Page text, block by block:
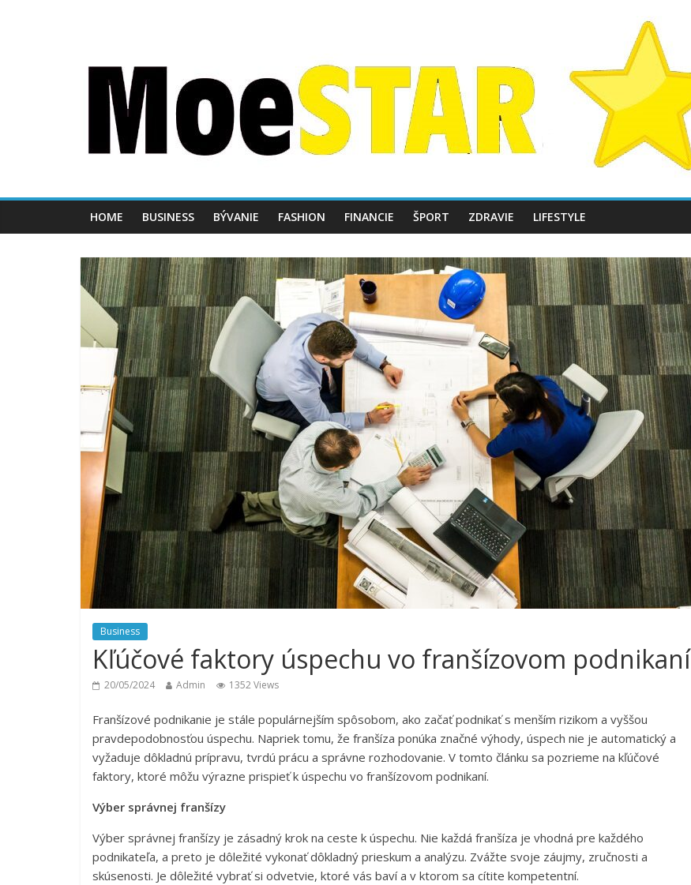
HOME BUSINESS BÝVANIE FASHION FINANCIE ŠPORT ZDRAVIE LIFESTYLE
Business
Kľúčové faktory úspechu vo franšízovom podnikaní
20/05/2024 Admin 1352 Views
Franšízové podnikanie je stále populárnejším spôsobom, ako začať podnikať s menším rizikom a vyššou
pravdepodobnosťou úspechu. Napriek tomu, že franšíza ponúka značné výhody, úspech nie je automatický a
vyžaduje dôkladnú prípravu, tvrdú prácu a správne rozhodovanie. V tomto článku sa pozrieme na kľúčové
faktory, ktoré môžu výrazne prispieť k úspechu vo franšízovom podnikaní.
Výber správnej franšízy
Výber správnej franšízy je zásadný krok na ceste k úspechu. Nie každá franšíza je vhodná pre každého
podnikateľa, a preto je dôležité vykonať dôkladný prieskum a analýzu. Zvážte svoje záujmy, zručnosti a
skúsenosti. Je dôležité vybrať si odvetvie, ktoré vás baví a v ktorom sa cítite kompetentní.